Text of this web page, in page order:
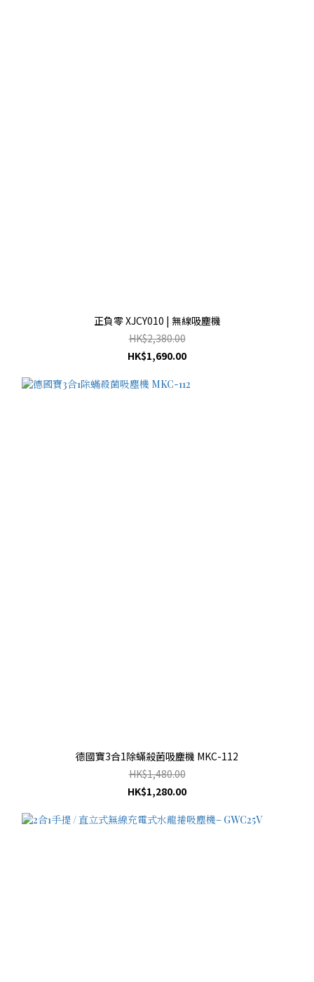
正負零 XJCY010 | 無線吸塵機
HK$2,380.00
HK$1,690.00
德國寶3合1除蟎殺菌吸塵機 MKC-112
HK$1,480.00
HK$1,280.00